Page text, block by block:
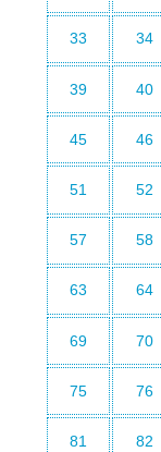
33 34
39 40
45 46
51 52
57 58
63 64
69 70
75 76
81 82